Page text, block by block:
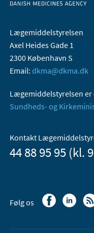
Lægemiddelstyrelsen
Axel Heides Gade 1
2300 København S
Email: dkma@dkma.dk
Lægemiddelstyrelsen er
Sundheds- og
Kontakt
44 88 95 95 (kl.
Følg os